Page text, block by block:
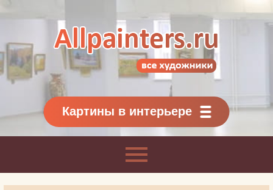
Картины классиков
и современников
Картины в интерьере